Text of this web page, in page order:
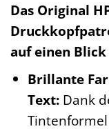
Das Original
auf einen Blick
Brillante
Text:Dank